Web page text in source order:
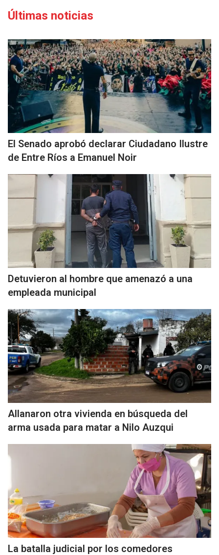
Últimas noticias
El Senado aprobó declarar Ciudadano Ilustre
de Entre Ríos a Emanuel Noir
Detuvieron al hombre que amenazó a una
empleada municipal
Allanaron otra vivienda en búsqueda del
arma usada para matar a Nilo Auzqui
La batalla judicial por los comedores